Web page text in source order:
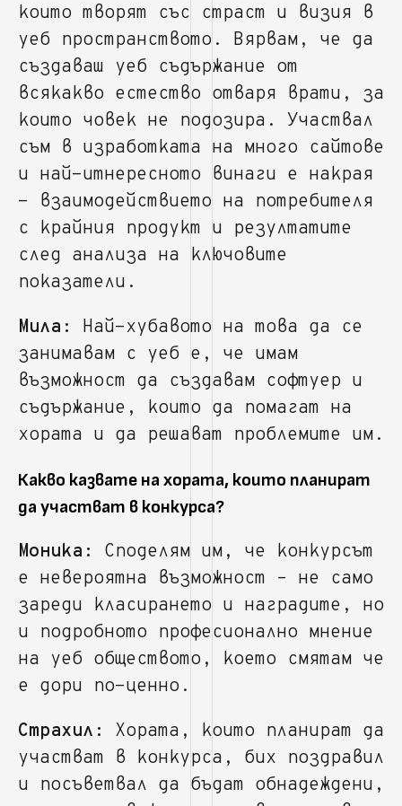
които творят със страст и визия в
уеб пространството. Вярвам, че да
създаваш уеб съдържание от
всякакво естество отваря врати, за
които човек не подозира. Участвал
съм в изработката на много сайтове
и най-итнересното винаги е накрая
- взаимодействието на потребителя
с крайния продукт и резултатите
след анализа на ключовите
показатели.
Мила: Най-хубавото на това да се
занимавам с уеб е, че имам
възможност да създавам софтуер и
съдържание, които да помагат на
хората и да решават проблемите им.
Какво казвате на хората, които планират
да участват в конкурса?
Моника: Споделям им, че конкурсът
е невероятна възможност – не само
зареди класирането и наградите, но
и подробното професионално мнение
на уеб обществото, което смятам че
е дори по-ценно.
Страхил: Хората, които планират да
участват в конкурса, бих поздравил
и посъветвал да бъдат обнадеждени,